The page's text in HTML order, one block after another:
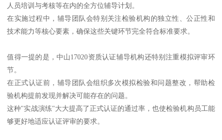
人员培训与考核等在内的全方位辅导计划。
在实施过程中，辅导团队会特别关注检验机构的独立性、公正性和
技术能力等核心要素，确保这些关键环节完全符合标准要求。
值得一提的是，中山17020资质认证辅导机构还特别注重模拟评审环
节。
在正式认证前，辅导团队会组织多次模拟检验和问题整改，帮助检
验机构提前发现并解决可能存在的问题。
这种"实战演练"大大提高了正式认证的通过率，也使检验机构员工能
够更好地适应认证评审的要求。